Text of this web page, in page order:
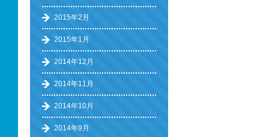
2015年2月
2015年1月
2014年12月
2014年11月
2014年10月
2014年9月